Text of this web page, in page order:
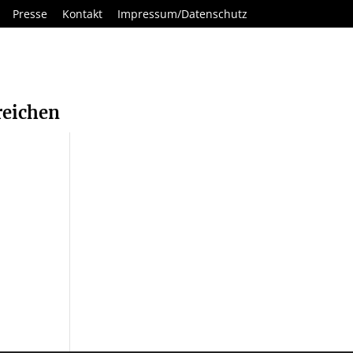
Presse Kontakt Impressum/Datenschutz